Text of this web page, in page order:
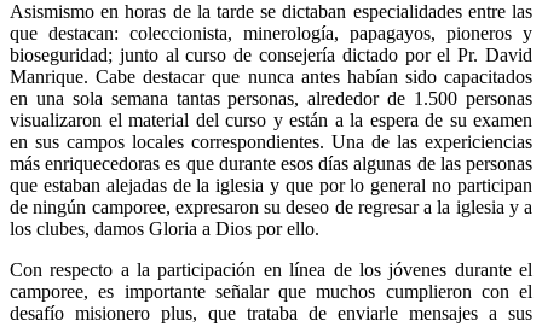
Asismismo en horas de la tarde se dictaban especialidades entre las
que destacan: coleccionista, minerología, papagayos, pioneros y
bioseguridad; junto al curso de consejería dictado por el Pr. David
Manrique. Cabe destacar que nunca antes habían sido capacitados
en una sola semana tantas personas, alrededor de 1.500 personas
visualizaron el material del curso y están a la espera de su examen
en sus campos locales correspondientes. Una de las expericiencias
más enriquecedoras es que durante esos días algunas de las personas
que estaban alejadas de la iglesia y que por lo general no participan
de ningún camporee, expresaron su deseo de regresar a la iglesia y a
los clubes, damos Gloria a Dios por ello.
Con respecto a la participación en línea de los jóvenes durante el
camporee, es importante señalar que muchos cumplieron con el
desafío misionero plus, que trataba de enviarle mensajes a sus